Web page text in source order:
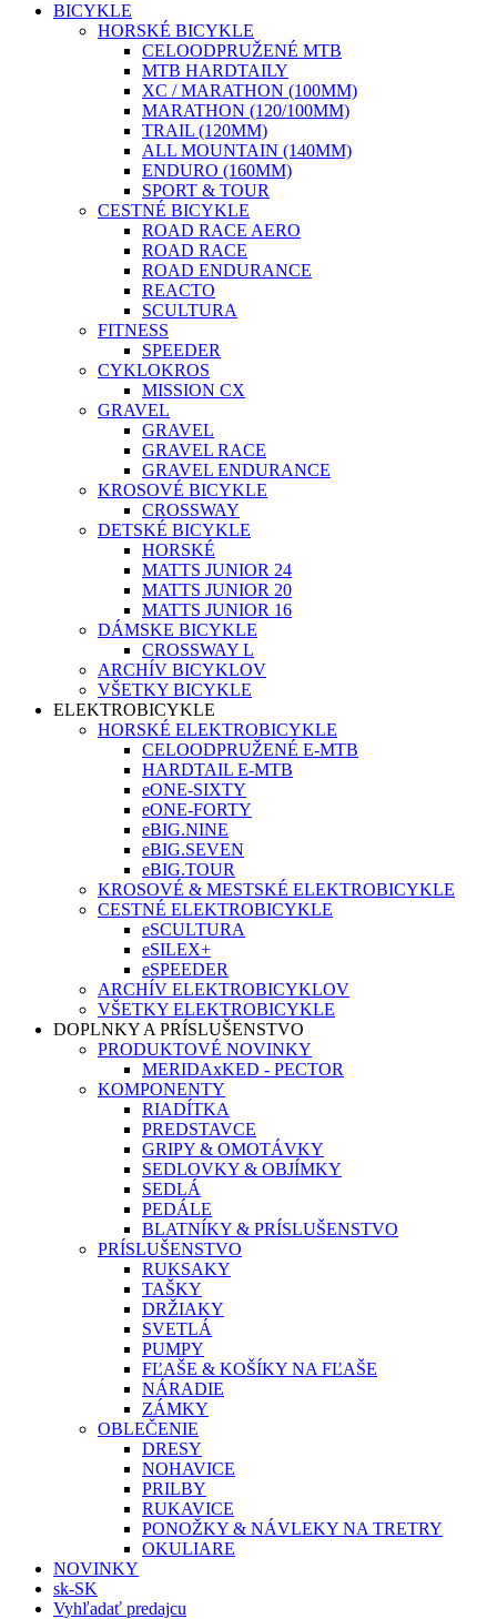
BICYKLE
HORSKÉ BICYKLE
CELOODPRUŽENÉ MTB
MTB HARDTAILY
XC / MARATHON (100MM)
MARATHON (120/100MM)
TRAIL (120MM)
ALL MOUNTAIN (140MM)
ENDURO (160MM)
SPORT & TOUR
CESTNÉ BICYKLE
ROAD RACE AERO
ROAD RACE
ROAD ENDURANCE
REACTO
SCULTURA
FITNESS
SPEEDER
CYKLOKROS
MISSION CX
GRAVEL
GRAVEL
GRAVEL RACE
GRAVEL ENDURANCE
KROSOVÉ BICYKLE
CROSSWAY
DETSKÉ BICYKLE
HORSKÉ
MATTS JUNIOR 24
MATTS JUNIOR 20
MATTS JUNIOR 16
DÁMSKE BICYKLE
CROSSWAY L
ARCHÍV BICYKLOV
VŠETKY BICYKLE
ELEKTROBICYKLE
HORSKÉ ELEKTROBICYKLE
CELOODPRUŽENÉ E-MTB
HARDTAIL E-MTB
eONE-SIXTY
eONE-FORTY
eBIG.NINE
eBIG.SEVEN
eBIG.TOUR
KROSOVÉ & MESTSKÉ ELEKTROBICYKLE
CESTNÉ ELEKTROBICYKLE
eSCULTURA
eSILEX+
eSPEEDER
ARCHÍV ELEKTROBICYKLOV
VŠETKY ELEKTROBICYKLE
DOPLNKY A PRÍSLUŠENSTVO
PRODUKTOVÉ NOVINKY
MERIDAxKED - PECTOR
KOMPONENTY
RIADÍTKA
PREDSTAVCE
GRIPY & OMOTÁVKY
SEDLOVKY & OBJÍMKY
SEDLÁ
PEDÁLE
BLATNÍKY & PRÍSLUŠENSTVO
PRÍSLUŠENSTVO
RUKSAKY
TAŠKY
DRŽIAKY
SVETLÁ
PUMPY
FĽAŠE & KOŠÍKY NA FĽAŠE
NÁRADIE
ZÁMKY
OBLEČENIE
DRESY
NOHAVICE
PRILBY
RUKAVICE
PONOŽKY & NÁVLEKY NA TRETRY
OKULIARE
NOVINKY
sk-SK
Vyhľadať predajcu